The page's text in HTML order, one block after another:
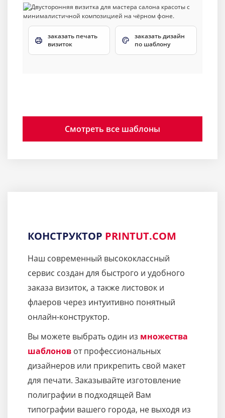
заказать печать
визиток
заказать дизайн
по шаблону
Смотреть все шаблоны
КОНСТРУКТОР PRINTUT.COM
Наш современный высококлассный
сервис создан для быстрого и удобного
заказа визиток, а также листовок и
флаеров через интуитивно понятный
онлайн-конструктор.
Вы можете выбрать один из множества
шаблонов от профессиональных
дизайнеров или прикрепить свой макет
для печати. Заказывайте изготовление
полиграфии в подходящей Вам
типографии вашего города, не выходя из